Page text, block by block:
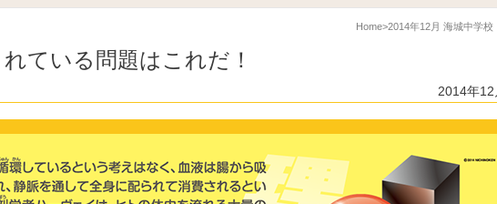
Home 2014年12月 海城中学校
ている問題はこれだ！
2014年12